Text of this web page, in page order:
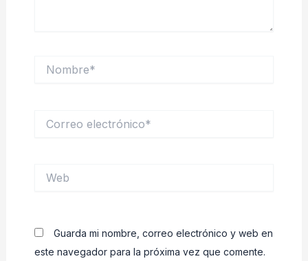
electrónico*
Guarda mi nombre, correo electrónico y web en
este navegador para la próxima vez que comente.